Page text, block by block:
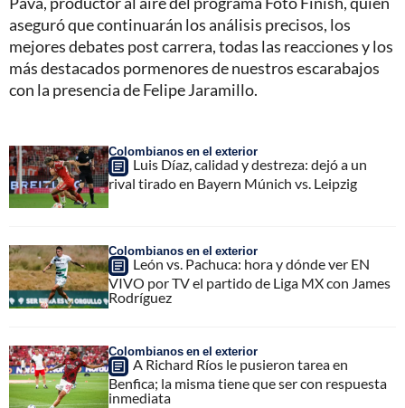
aseguró que continuarán los análisis precisos, los
mejores debates post carrera, todas las reacciones y los
más destacados pormenores de nuestros escarabajos
con la presencia de Felipe Jaramillo.
Colombianos en el exterior
Luis Díaz, calidad y destreza: dejó a un
rival tirado en Bayern Múnich vs. Leipzig
Colombianos en el exterior
León vs. Pachuca: hora y dónde ver EN
VIVO por TV el partido de Liga MX con James
Rodríguez
Colombianos en el exterior
A Richard Ríos le pusieron tarea en
Benfica; la misma tiene que ser con respuesta
inmediata